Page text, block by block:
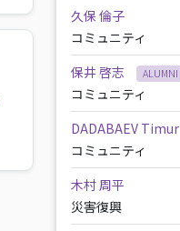
久保 倫子
コミュニティ
保井 啓志
ALUMNI
コミュニティ
DADABAEV Timur
コミュニティ
木村 周平
災害復興